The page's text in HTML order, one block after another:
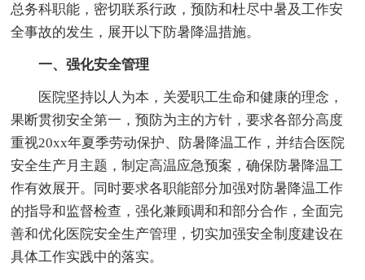
总务科职能，密切联系行政，预防和杜尽中暑及工作安
全事故的发生，展开以下防暑降温措施。
一、强化安全管理
医院坚持以人为本，关爱职工生命和健康的理念，
果断贯彻安全第一，预防为主的方针，要求各部分高度
重视20xx年夏季劳动保护、防暑降温工作，并结合医院
安全生产月主题，制定高温应急预案，确保防暑降温工
作有效展开。同时要求各职能部分加强对防暑降温工作
的指导和监督检查，强化兼顾调和和部分合作，全面完
善和优化医院安全生产管理，切实加强安全制度建设在
具体工作实践中的落实。